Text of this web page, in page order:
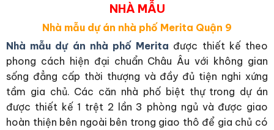
NHÀ MẪU
Nhà mẫu dự án nhà phố Merita Quận 9
Nhà mẫu dự án nhà phố Merita được thiết kế theo
phong cách hiện đại chuẩn Châu Âu với không gian
sống đẳng cấp thời thượng và đầy đủ tiện nghi xứng
tầm gia chủ. Các căn nhà phố biệt thự trong dự án
được thiết kế 1 trệt 2 lần 3 phòng ngủ và được giao
hoàn thiện bên ngoài bên trong giao thô để gia chủ có